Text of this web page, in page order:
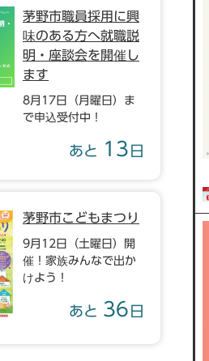
茅野市職員採用に興
味のある方へ就職説
明・座談会を開催し
ます
8月17日（月曜日）ま
で申込受付中！
あと 13 日
茅野市こどもまつり
9月12日（土曜日）開
催！家族みんなで出か
けよう！
あと 36 日